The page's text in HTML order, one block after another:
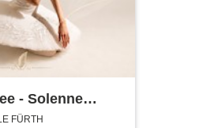
- Solenne
FÜRTH